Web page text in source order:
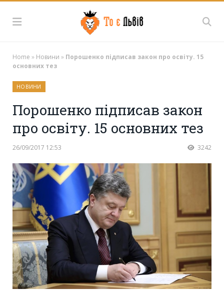
Home » Новини » Порошенко підписав закон про освіту. 15
основних тез
НОВИНИ
Порошенко підписав закон
про освіту. 15 основних тез
26/09/2017 12:53 3242